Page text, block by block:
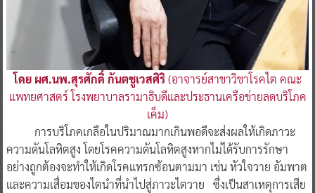
โดย ผศ.นพ.สุรศักดิ์ กันตชูเวสศิริ(อาจารย์สาขาวิชาโรคไต คณะ
แพทยศาสตร์ โรงพยาบาลรามาธิบดีและประธานเครือข่ายลดบริโภค
เค็ม)
การบริโภคเกลือในปริมาณมากเกินพอดีจะส่งผลให้เกิดภาวะ
ความดันโลหิตสูง โดยโรคความดันโลหิตสูงหากไม่ได้รับการรักษา
อย่างถูกต้องจะทำให้เกิดโรคแทรกซ้อนตามมา เช่น หัวใจวาย อัมพาต
และความเสื่อมของไตนำที่นำไปสู่ภาวะไตวาย ซึ่งเป็นสาเหตุการเสีย